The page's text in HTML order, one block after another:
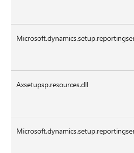
Axsetupsp.resources.dll